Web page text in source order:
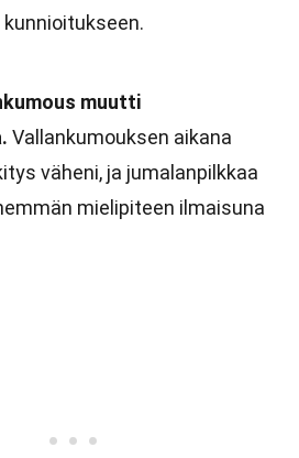
muutti
Vallankumouksen aikana
väheni, ja jumalanpilkkaa
mielipiteen ilmaisuna